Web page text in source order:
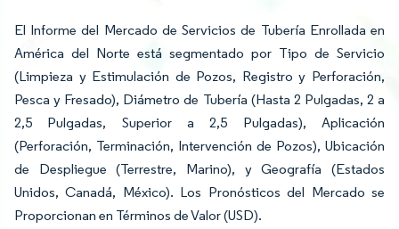
El Informe del Mercado de Servicios de Tubería Enrollada en
América del Norte está segmentado por Tipo de Servicio
(Limpieza y Estimulación de Pozos, Registro y Perforación,
Pesca y Fresado), Diámetro de Tubería (Hasta 2 Pulgadas, 2 a
2,5 Pulgadas, Superior a 2,5 Pulgadas), Aplicación
(Perforación, Terminación, Intervención de Pozos), Ubicación
de Despliegue (Terrestre, Marino), y Geografía (Estados
Unidos, Canadá, México). Los Pronósticos del Mercado se
Proporcionan en Términos de Valor (USD).